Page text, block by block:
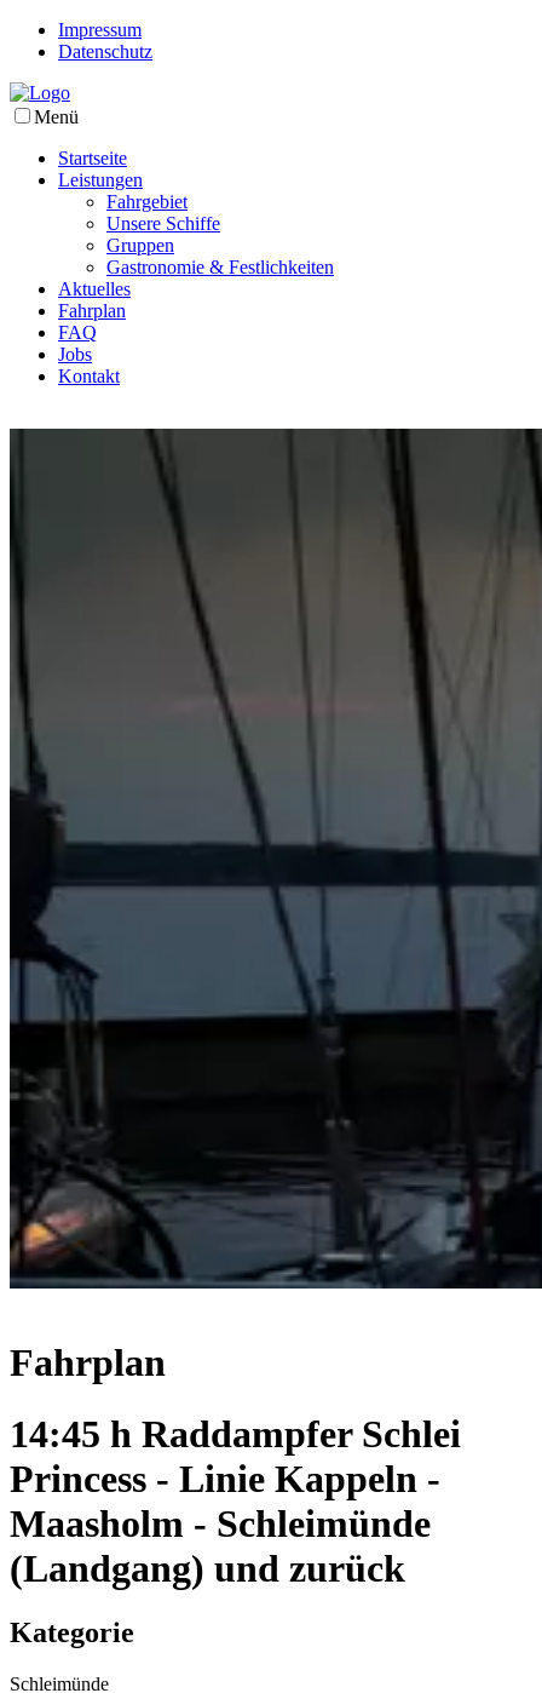
Impressum
Datenschutz
Menü
Startseite
Leistungen
Fahrgebiet
Unsere Schiffe
Gruppen
Gastronomie & Festlichkeiten
Aktuelles
Fahrplan
FAQ
Jobs
Kontakt
Fahrplan
14:45 h Raddampfer Schlei
Princess - Linie Kappeln -
Maasholm - Schleimünde
(Landgang) und zurück
Kategorie
Schleimünde